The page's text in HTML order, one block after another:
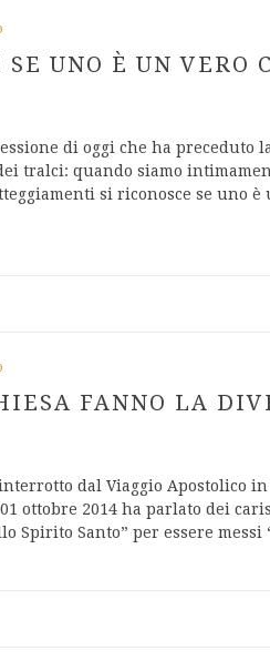
SE UNO È UN VERO
di oggi che ha preceduto
tralci: quando siamo
si riconosce se uno
FANNO LA
dal Viaggio Apostolico in
ottobre 2014 ha parlato dei
Spirito Santo” per essere